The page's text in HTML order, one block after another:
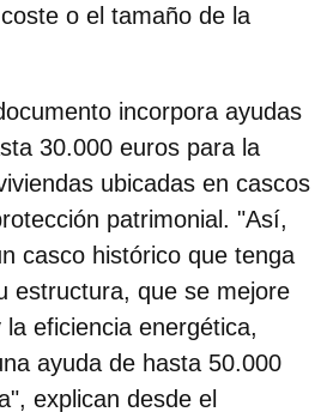
o el tamaño de la
incorpora ayudas
30.000 euros para la
ubicadas en cascos
patrimonial. "Así,
casco histórico que tenga
estructura, que se mejore
eficiencia energética,
ayuda de hasta 50.000
explican desde el